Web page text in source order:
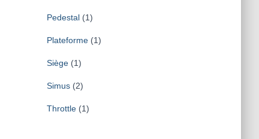
Pedestal(1)
Plateforme(1)
Siège(1)
Simus(2)
Throttle(1)